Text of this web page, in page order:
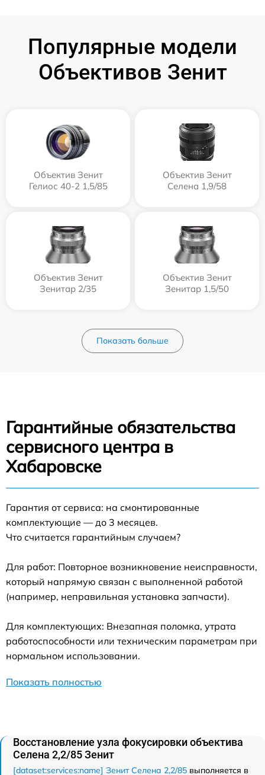
Популярные модели
Объективов Зенит
Объектив Зенит
Гелиос 40-2 1,5/85
Объектив Зенит
Селена 1,9/58
Объектив Зенит
Зенитар 2/35
Объектив Зенит
Зенитар 1,5/50
Показать больше
Гарантийные обязательства
сервисного центра в
Хабаровске
Гарантия от сервиса: на смонтированные
комплектующие — до 3 месяцев.
Что считается гарантийным случаем?
Для работ: Повторное возникновение неисправности,
который напрямую связан с выполненной работой
(например, неправильная установка запчасти).
Для комплектующих: Внезапная поломка, утрата
работоспособности или техническим параметрам при
нормальном использовании.
Показать полностью
Восстановление узла фокусировки объектива
Селена 2,2/85 Зенит
[dataset:services:name] Зенит Селена 2,2/85 выполняется в